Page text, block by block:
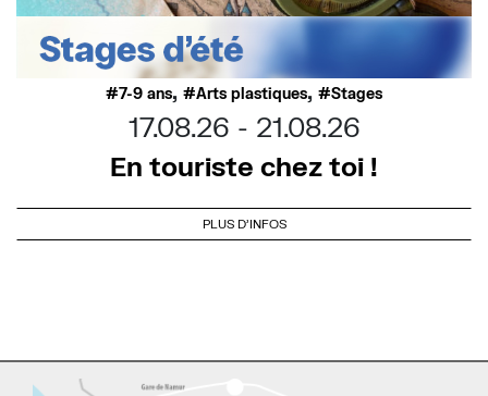
7-9 ans, Arts plastiques, Stages
17.08.26
21.08.26
En touriste chez toi !
PLUS D'INFOS